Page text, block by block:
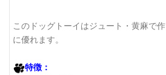
このドッグトーイはジュート・黄麻で
に優れます。
特徴：